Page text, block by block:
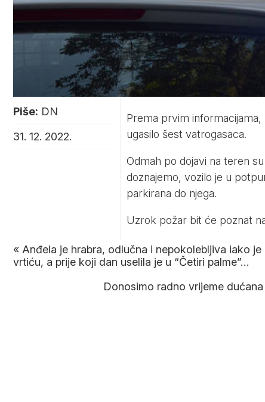
Piše: DN
31. 12. 2022.
Prema prvim informacijama,
ugasilo šest vatrogasaca.
Odmah po dojavi na teren
doznajemo, vozilo je u
parkirana do njega.
Uzrok požar bit će poznat
« Anđela je hrabra, odlučna i nepokolebljiva iako
vrtiću, a prije koji dan uselila je u “Četiri palme”…
Donosimo radno vrijeme